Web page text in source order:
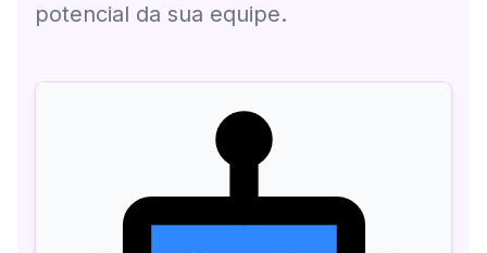
potencial da sua equipe.